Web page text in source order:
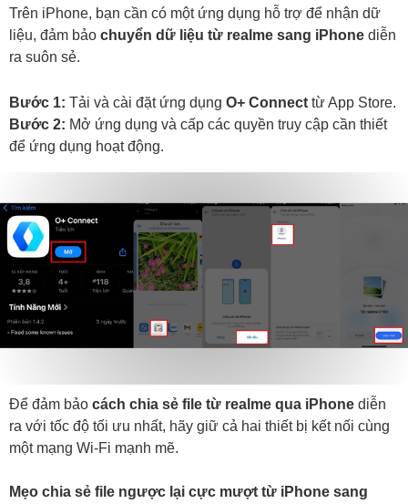
Trên iPhone, bạn cần có một ứng dụng hỗ trợ để nhận dữ
liệu, đảm bảo chuyển dữ liệu từ realme sang iPhone diễn
ra suôn sẻ.
Bước 1: Tải và cài đặt ứng dụng O+ Connect từ App Store.
Bước 2: Mở ứng dụng và cấp các quyền truy cập cần thiết
để ứng dụng hoạt động.
Để đảm bảo cách chia sẻ file từ realme qua iPhone diễn
ra với tốc độ tối ưu nhất, hãy giữ cả hai thiết bị kết nối cùng
một mạng Wi-Fi mạnh mẽ.
Mẹo chia sẻ file ngược lại cực mượt từ iPhone sang